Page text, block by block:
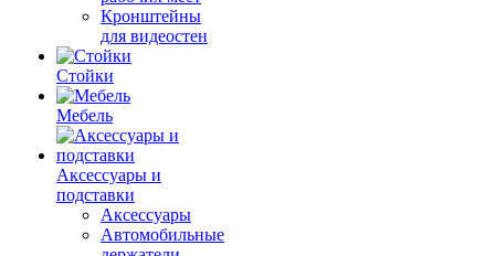
Кронштейны
для видеостен
Стойки
Мебель
Аксессуары и
подставки
Аксессуары
Автомобильные